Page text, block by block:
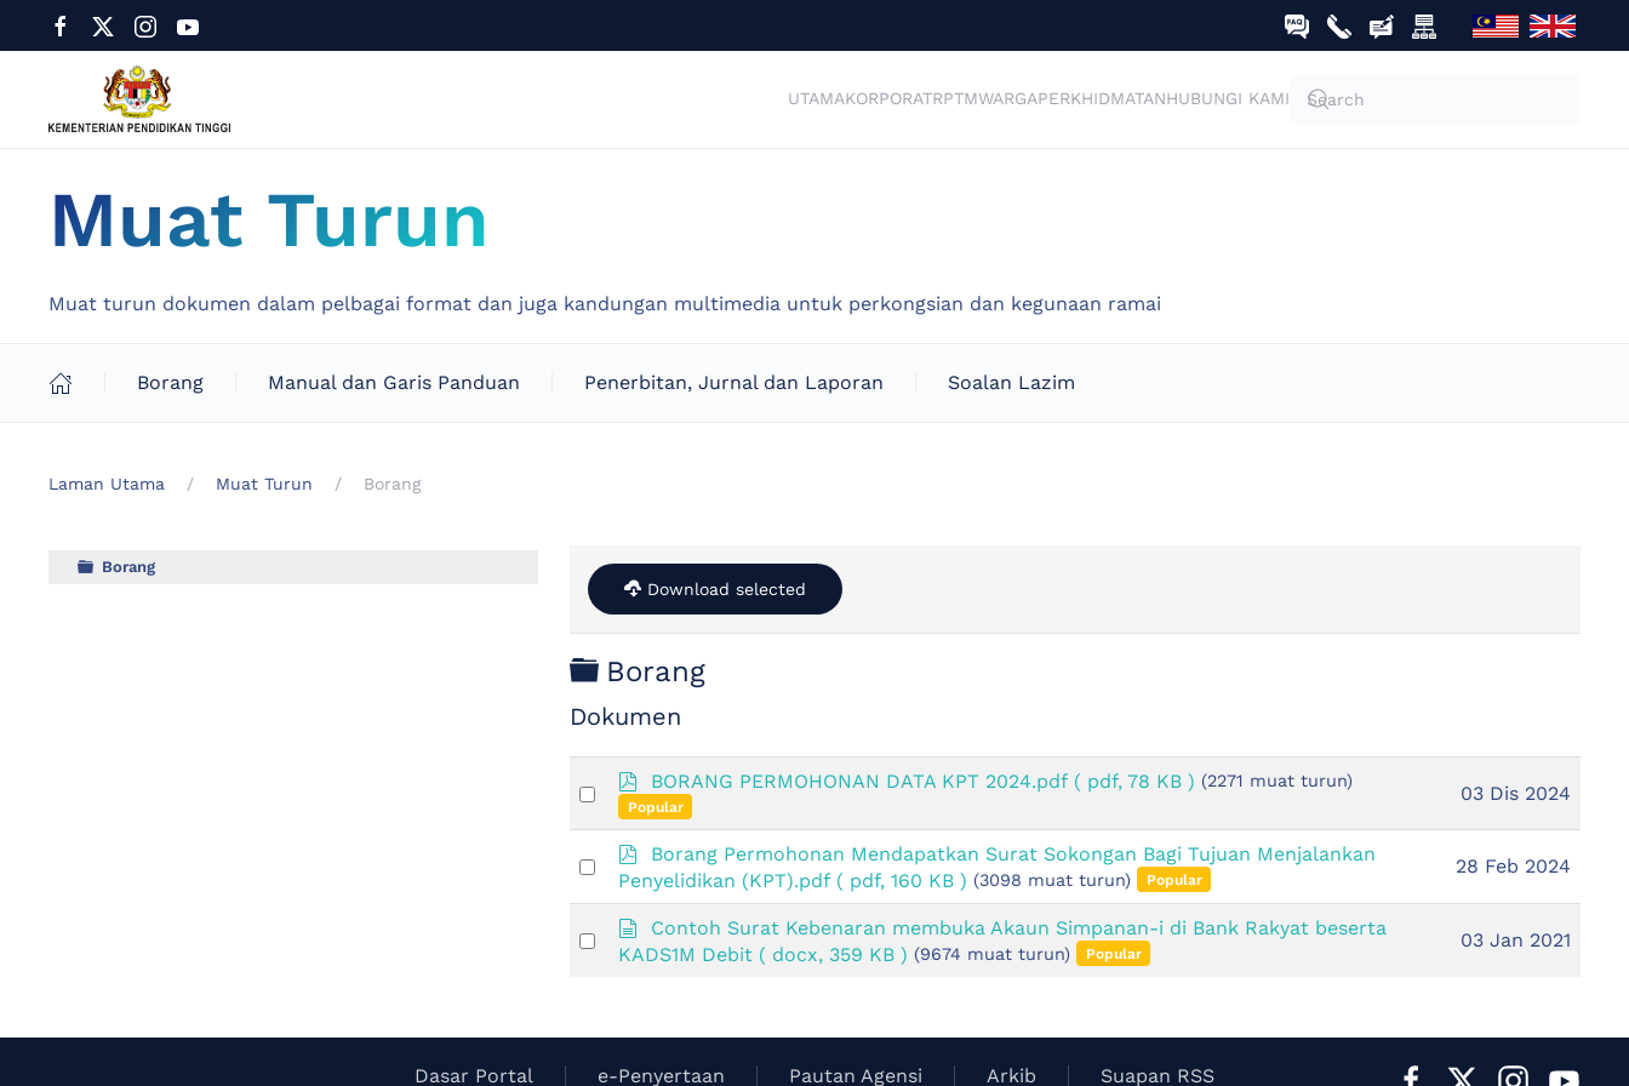
UTAMAKORPORATRPTMWARGAPERKHIDMATANHUBUNGI KAMI
Muat Turun
Muat turun dokumen dalam pelbagai format dan juga kandungan multimedia untuk perkongsian dan kegunaan ramai
Borang Manual dan Garis Panduan Penerbitan, Jurnal dan Laporan Soalan Lazim
Laman Utama Muat Turun Borang
Borang
Download selected
Folder
Borang
Dokumen
Select
item
p
d
f
BORANG PERMOHONAN DATA KPT 2024.pdf ( pdf, 78 KB ) (2271 muat turun)
Popular
03 Dis 2024
Select
item
p
d
f
Borang Permohonan Mendapatkan Surat Sokongan Bagi Tujuan Menjalankan
Penyelidikan (KPT).pdf ( pdf, 160 KB ) (3098 muat turun) Popular
28 Feb 2024
Select
d
o
e
n
Contoh Surat Kebenaran membuka Akaun Simpanan-i di Bank Rakyat beserta
KADS1M Debit ( docx, 359 KB ) (9674 muat turun) Popular
03 Jan 2021
Dasar Portal e-Penyertaan Pautan Agensi Arkib Suapan RSS